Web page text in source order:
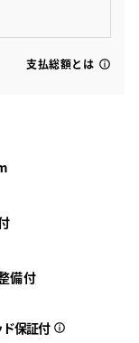
支払総額とは
備付
保証付